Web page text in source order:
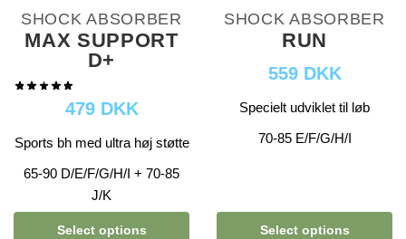
SHOCK ABSORBER
MAX SUPPORT
D+
479 DKK
Sports bh med ultra høj støtte
65-90 D/E/F/G/H/I + 70-85
J/K
Select options
SHOCK ABSORBER
RUN
559 DKK
Specielt udviklet til løb
70-85 E/F/G/H/I
Select options